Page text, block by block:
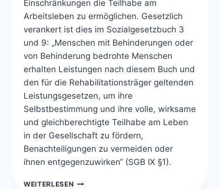
Einschränkungen die Teilhabe am
Arbeitsleben zu ermöglichen. Gesetzlich
verankert ist dies im Sozialgesetzbuch 3
und 9: „Menschen mit Behinderungen oder
von Behinderung bedrohte Menschen
erhalten Leistungen nach diesem Buch und
den für die Rehabilitationsträger geltenden
Leistungsgesetzen, um ihre
Selbstbestimmung und ihre volle, wirksame
und gleichberechtigte Teilhabe am Leben
in der Gesellschaft zu fördern,
Benachteiligungen zu vermeiden oder
ihnen entgegenzuwirken“ (SGB IX §1).
WEITERLESEN REHA